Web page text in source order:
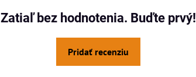
Zatiaľ bez hodnotenia. Buďte prvý!
Pridať recenziu